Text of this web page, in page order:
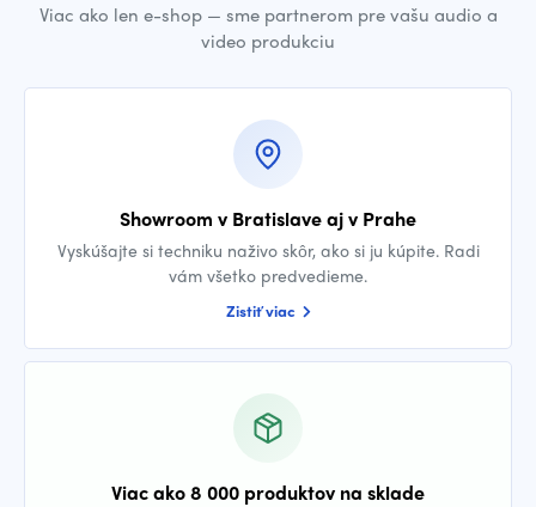
Viac ako len e-shop — sme partnerom pre vašu audio a
video produkciu
Showroom v Bratislave aj v Prahe
Vyskúšajte si techniku naživo skôr, ako si ju kúpite. Radi
vám všetko predvedieme.
Zistiť viac
Viac ako 8 000 produktov na sklade